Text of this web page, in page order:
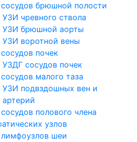
брюшной полости
УЗИ чревного ствола
УЗИ брюшной аорты
УЗИ воротной вены
почек
УЗДГ сосудов почек
малого таза
УЗИ подвздошных вен и
артерий
полового члена
узлов
шеи